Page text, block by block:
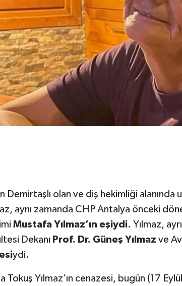
Demirtaşlı olan ve diş hekimliği alanında
aynı zamanda CHP Antalya önceki
Mustafa Yılmaz’ın eşiydi. Yılmaz,
Dekanı Prof. Dr. Güneş Yılmaz ve
ydi.
Tokuş Yılmaz’ın cenazesi, bugün (17